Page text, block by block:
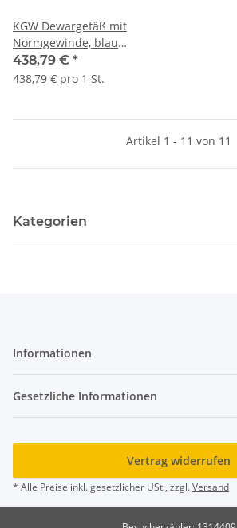
KGW Dewargefäß mit
Normgewinde, blau
beschichtete Alu-Hülle, Typ
GEW 5 II C, 1200 ml, GL 45
438,79 € *
438,79 € pro 1 St.
Artikel 1 - 11 von 11
Kategorien
Informationen
Gesetzliche Informationen
Vertrag widerrufen
* Alle Preise inkl. gesetzlicher USt., zzgl.Versand